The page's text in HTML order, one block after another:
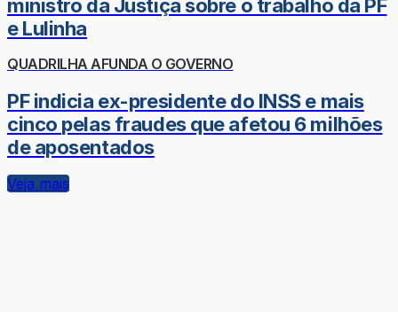
ministro da Justiça sobre o trabalho da PF
e Lulinha
QUADRILHA AFUNDA O GOVERNO
PF indicia ex-presidente do INSS e mais
cinco pelas fraudes que afetou 6 milhões
de aposentados
Veja mais